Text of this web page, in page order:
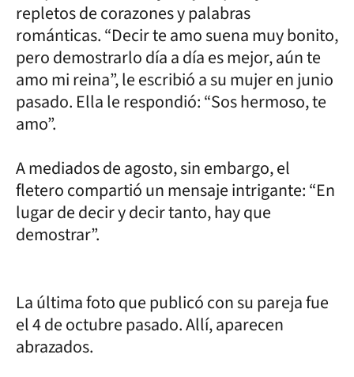
repletos de corazones y palabras
románticas. “Decir te amo suena muy bonito,
pero demostrarlo día a día es mejor, aún te
amo mi reina”, le escribió a su mujer en junio
pasado. Ella le respondió: “Sos hermoso, te
amo”.
A mediados de agosto, sin embargo, el
fletero compartió un mensaje intrigante: “En
lugar de decir y decir tanto, hay que
demostrar”.
La última foto que publicó con su pareja fue
el 4 de octubre pasado. Allí, aparecen
abrazados.